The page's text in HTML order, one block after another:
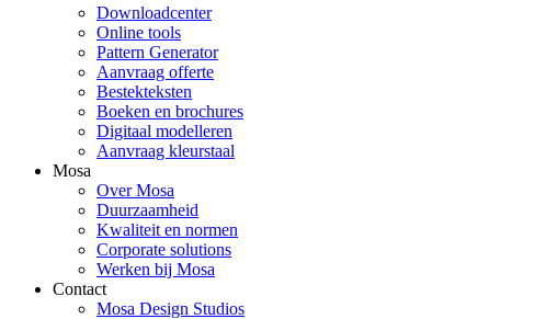
Downloadcenter
Online tools
Pattern Generator
Aanvraag offerte
Bestekteksten
Boeken en brochures
Digitaal modelleren
Aanvraag kleurstaal
Mosa
Over Mosa
Duurzaamheid
Kwaliteit en normen
Corporate solutions
Werken bij Mosa
Contact
Mosa Design Studios